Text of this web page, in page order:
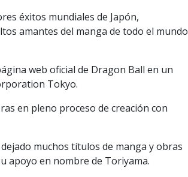
éxitos mundiales de Japón,
amantes del manga de todo el mundo
web oficial de Dragon Ball en un
Tokyo.
en pleno proceso de creación con
muchos títulos de manga y obras
apoyo en nombre de Toriyama.